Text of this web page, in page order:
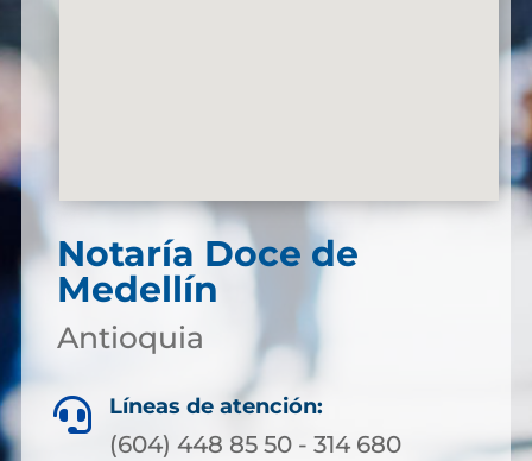
Notaría Doce de
Medellín
Antioquia
 Líneas de atención:
(604) 448 85 50 - 314 680